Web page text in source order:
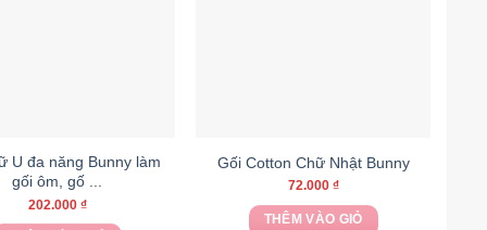
U đa năng Bunny làm
gối ôm, gố ...
202.000 ₫
Gối Cotton Chữ Nhật Bunny
72.000 ₫
THÊM VÀO GIỎ